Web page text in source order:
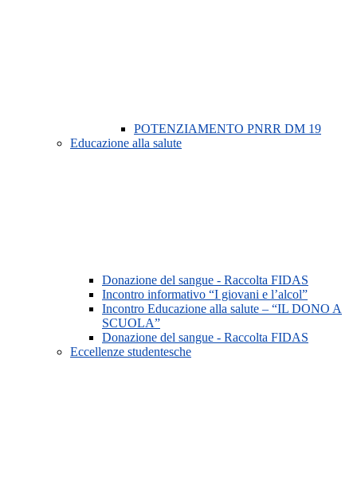
POTENZIAMENTO PNRR DM 19
Educazione alla salute
Donazione del sangue - Raccolta FIDAS
Incontro informativo “I giovani e l’alcol”
Incontro Educazione alla salute – “IL DONO A
SCUOLA”
Donazione del sangue - Raccolta FIDAS
Eccellenze studentesche